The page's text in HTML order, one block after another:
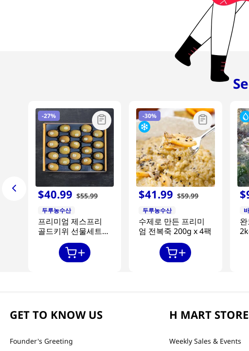
-27%
$40.99 $55.99
두루농수산
프리미엄 제스프리
골드키위 선물세트
-30%
$41.99 $59.99
두루농수산
수제로 만든 프리미
엄 전복죽 200g x 4팩
$
GET TO KNOW US
Founder's Greeting
H MART
Weekly Sales & Events